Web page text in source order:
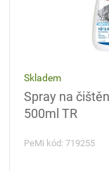
Skladem
Spray na
500ml TR
PeMi kód: 719255